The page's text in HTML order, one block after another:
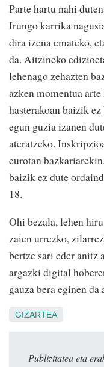
Parte hartu nahi
Irungo karrika
dira izena emateko,
da. Aitzineko
lehenago zehazten
azken momentua
hasterakoan baizik
egun guzia izanen
ateratzeko.
eurotan
baizik ez dute
18.
Ohi bezala, lehen
zaien urrezko,
bertze sari eder anitz
argazki digital
gauza bera eginen
GIZARTEA
Publizitatea eta